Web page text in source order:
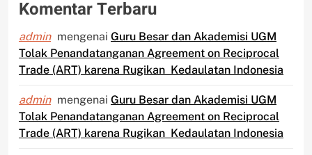
Komentar Terbaru
admin mengenai Guru Besar dan Akademisi UGM
Tolak Penandatanganan Agreement on Reciprocal
Trade (ART) karena Rugikan Kedaulatan Indonesia
admin mengenai Guru Besar dan Akademisi UGM
Tolak Penandatanganan Agreement on Reciprocal
Trade (ART) karena Rugikan Kedaulatan Indonesia